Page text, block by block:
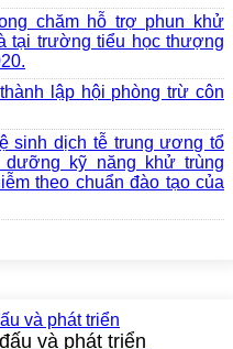
chăm hỗ trợ phun khử
tại trường tiểu học thượng
lập hội phòng trừ côn
sinh dịch tễ trung ương tổ
kỹ năng khử trùng
theo chuẩn đào tạo của
và phát triển